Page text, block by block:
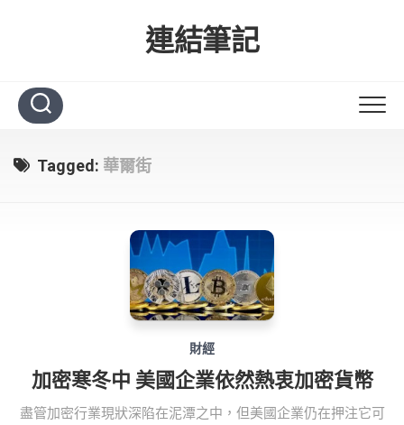
連結筆記
Tagged: 華爾街
財經
加密寒冬中 美國企業依然熱衷加密貨幣
盡管加密行業現狀深陷在泥潭之中，但美國企業仍在押注它可